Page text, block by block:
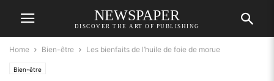
NEWSPAPER
DISCOVER THE ART OF PUBLISHING
Home Bien-être Les bienfaits de l’huile de foie de morue
Bien-être